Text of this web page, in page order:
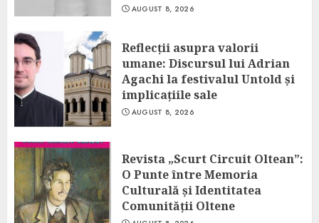
AUGUST 8, 2026
Reflecții asupra valorii
umane: Discursul lui Adrian
Agachi la festivalul Untold și
implicațiile sale
AUGUST 8, 2026
Revista „Scurt Circuit Oltean”:
O Punte între Memoria
Culturală și Identitatea
Comunității Oltene